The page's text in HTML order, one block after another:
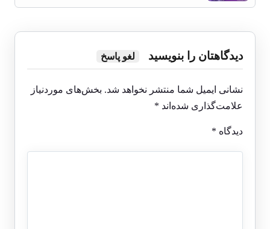
دیدگاهتان را بنویسید لغو پاسخ
نشانی ایمیل شما منتشر نخواهد شد. بخش‌های موردنیاز
علامت‌گذاری شده‌اند *
دیدگاه *